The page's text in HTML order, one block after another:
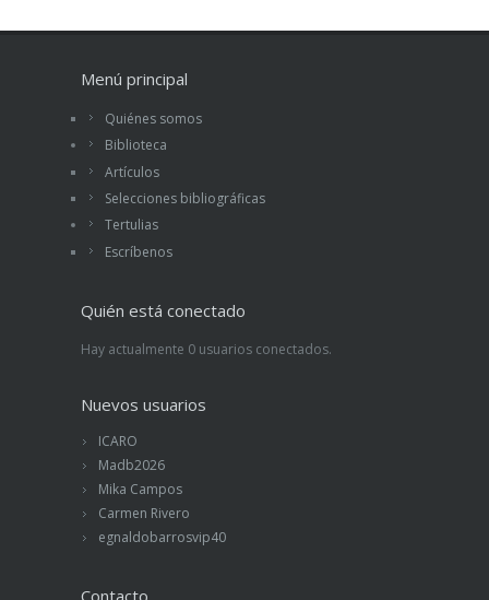
Menú principal
Quiénes somos
Biblioteca
Artículos
Selecciones bibliográficas
Tertulias
Escríbenos
Quién está conectado
Hay actualmente 0 usuarios conectados.
Nuevos usuarios
ICARO
Madb2026
Mika Campos
Carmen Rivero
egnaldobarrosvip40
Contacto